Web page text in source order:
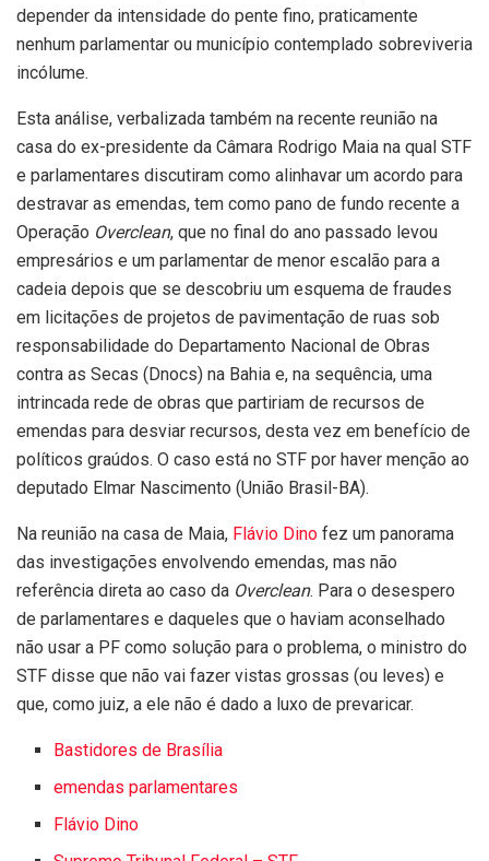
depender da intensidade do pente fino, praticamente
nenhum parlamentar ou município contemplado sobreviveria
incólume.
Esta análise, verbalizada também na recente reunião na
casa do ex-presidente da Câmara Rodrigo Maia na qual STF
e parlamentares discutiram como alinhavar um acordo para
destravar as emendas, tem como pano de fundo recente a
Operação Overclean, que no final do ano passado levou
empresários e um parlamentar de menor escalão para a
cadeia depois que se descobriu um esquema de fraudes
em licitações de projetos de pavimentação de ruas sob
responsabilidade do Departamento Nacional de Obras
contra as Secas (Dnocs) na Bahia e, na sequência, uma
intrincada rede de obras que partiriam de recursos de
emendas para desviar recursos, desta vez em benefício de
políticos graúdos. O caso está no STF por haver menção ao
deputado Elmar Nascimento (União Brasil-BA).
Na reunião na casa de Maia, Flávio Dino fez um panorama
das investigações envolvendo emendas, mas não
referência direta ao caso da Overclean. Para o desespero
de parlamentares e daqueles que o haviam aconselhado
não usar a PF como solução para o problema, o ministro do
STF disse que não vai fazer vistas grossas (ou leves) e
que, como juiz, a ele não é dado a luxo de prevaricar.
Bastidores de Brasília
emendas parlamentares
Flávio Dino